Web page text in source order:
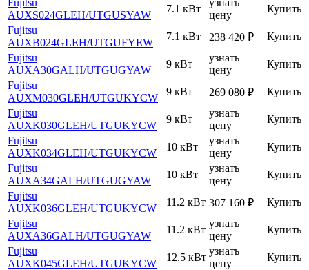
AUXS024GLEH/UTGUSYAW
7.1 кВт
цену
Купить
Fujitsu
AUXB024GLEH/UTGUFYEW
7.1 кВт 238 420 ₽
Купить
Fujitsu
AUXA30GALH/UTGUGYAW
9 кВт
узнать
цену
Купить
Fujitsu
AUXM030GLEH/UTGUKYCW
9 кВт 269 080 ₽
Купить
Fujitsu
AUXK030GLEH/UTGUKYCW
9 кВт
узнать
цену
Купить
Fujitsu
AUXK034GLEH/UTGUKYCW
10 кВт
узнать
цену
Купить
Fujitsu
AUXA34GALH/UTGUGYAW
10 кВт
узнать
цену
Купить
Fujitsu
AUXK036GLEH/UTGUKYCW
11.2 кВт 307 160 ₽
Купить
Fujitsu
AUXA36GALH/UTGUGYAW
11.2 кВт
узнать
цену
Купить
Fujitsu
AUXK045GLEH/UTGUKYCW
12.5 кВт
узнать
цену
Купить